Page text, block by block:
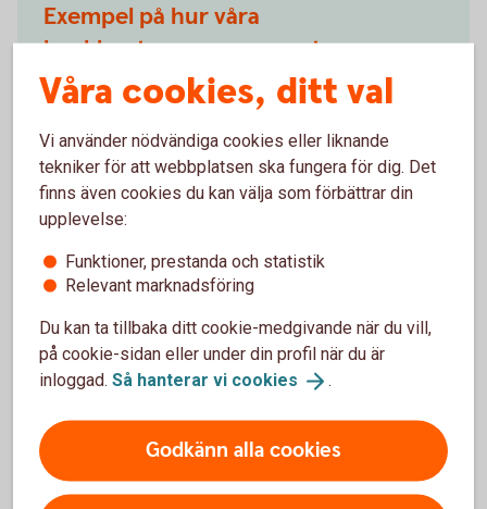
Exempel på hur våra
bankkontonummer ser ut
CCCC, KK-KKKKK
(4 siffror i clearingnumret, 7 siffror i kontonumret
totalt 11 siffror )
Så skriver du bankkontonumret vid
överföring
CCCCKKKKKKK
-
totalt 11 siffror)
Våra cookies, ditt val
Vi använder nödvändiga cookies eller liknande
tekniker för att webbplatsen ska fungera för dig. Det
finns även cookies du kan välja som förbättrar din
upplevelse:
Funktioner, prestanda och statistik
Relevant marknadsföring
Du kan ta tillbaka ditt cookie-medgivande när du vill,
på cookie-sidan eller under din profil när du är
inloggad. Så hanterar vi cookies .
Godkänn alla cookies